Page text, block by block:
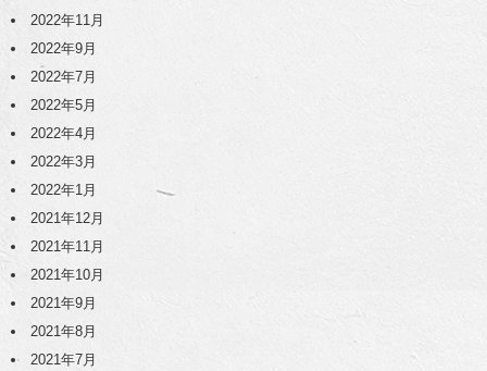
2022年11月
2022年9月
2022年7月
2022年5月
2022年4月
2022年3月
2022年1月
2021年12月
2021年11月
2021年10月
2021年9月
2021年8月
2021年7月